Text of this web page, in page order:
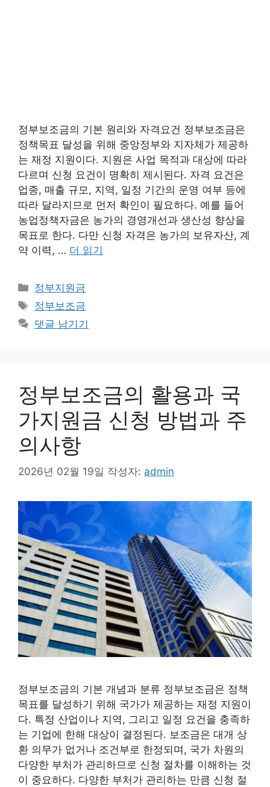
정부보조금의 기본 원리와 자격요건 정부보조금은
정책목표 달성을 위해 중앙정부와 지자체가 제공하
는 재정 지원이다. 지원은 사업 목적과 대상에 따라
다르며 신청 요건이 명확히 제시된다. 자격 요건은
업종, 매출 규모, 지역, 일정 기간의 운영 여부 등에
따라 달라지므로 먼저 확인이 필요하다. 예를 들어
농업정책자금은 농가의 경영개선과 생산성 향상을
목표로 한다. 다만 신청 자격은 농가의 보유자산, 계
약 이력, … 더 읽기
카
테
고
리
정부지원금
태
그
정부보조금
댓글 남기기
정부보조금의 활용과 국
가지원금 신청 방법과 주
의사항
2026년 02월 19일 작성자: admin
정부보조금의 기본 개념과 분류 정부보조금은 정책
목표를 달성하기 위해 국가가 제공하는 재정 지원이
다. 특정 산업이나 지역, 그리고 일정 요건을 충족하
는 기업에 한해 대상이 결정된다. 보조금은 대개 상
환 의무가 없거나 조건부로 한정되며, 국가 차원의
다양한 부처가 관리하므로 신청 절차를 이해하는 것
이 중요하다. 다양한 부처가 관리하는 만큼 신청 절